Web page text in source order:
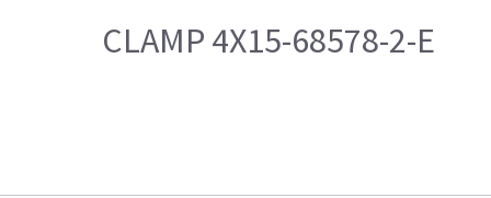
CLAMP 4X15-68578-2-E